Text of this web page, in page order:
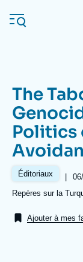
au
contenu
Navigation
principale
L'Ifri
Analyses
Événements
À propos de l'Ifri
L'Ifri en
The
Politics
Éditoriaux |
Références
Repères sur la
Ajouter à mes